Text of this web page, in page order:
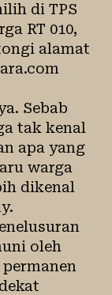
di TPS
RT 010,
alamat
Sebab
tak kenal
apa yang
warga
dikenal
oleh